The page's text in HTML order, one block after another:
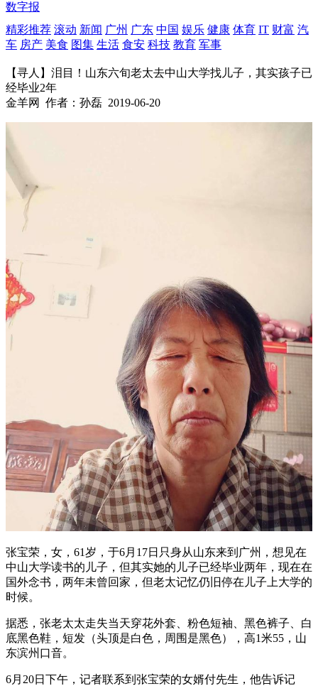
数字报
精彩推荐 滚动 新闻 广州 广东 中国 娱乐 健康 体育 IT 财富 汽
车 房产 美食 图集 生活 食安 科技 教育 军事
【寻人】泪目！山东六旬老太去中山大学找儿子，其实孩子已
经毕业2年
金羊网
作者：孙磊 2019-06-20
张宝荣，女，61岁，于6月17日只身从山东来到广州，想见在
中山大学读书的儿子，但其实她的儿子已经毕业两年，现在在
国外念书，两年未曾回家，但老太记忆仍旧停在儿子上大学的
时候。
据悉，张老太太走失当天穿花外套、粉色短袖、黑色裤子、白
底黑色鞋，短发（头顶是白色，周围是黑色），高1米55，山
东滨州口音。
6月20日下午，记者联系到张宝荣的女婿付先生，他告诉记